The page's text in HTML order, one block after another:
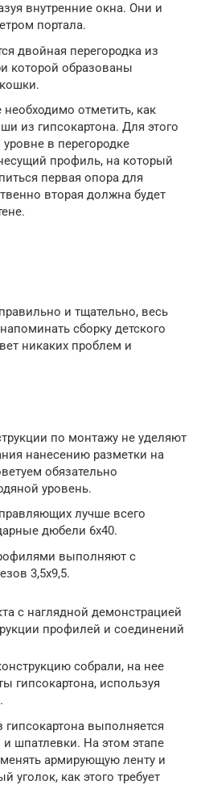
внутренние окна. Они и
портала.
двойная перегородка из
которой образованы
необходимо отметить, как
из гипсокартона. Для этого
в перегородке
профиль, на который
первая опора для
вторая должна будет
и тщательно, весь
сборку детского
никаких проблем и
по монтажу не уделяют
нанесению разметки на
обязательно
уровень.
лучше всего
дюбели 6х40.
выполняют с
3,5х9,5.
с наглядной демонстрацией
профилей и соединений
собрали, на нее
гипсокартона, используя
выполняется
и шпатлевки. На этом этапе
армирующую ленту и
уголок, как этого требует